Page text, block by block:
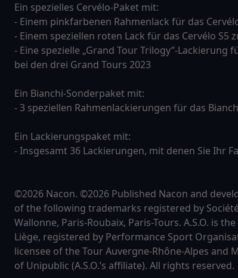
Ein spezielles Cervélo-Paket mit:
- Einem pinkfarbenen Rahmenlack für das
- Einem speziellen roten Lack für das Cervélo S5
- Eine spezielle „Grand Tour Trilogy”-Lackierung
bei den drei Grand Tours 2023
Ein Bianchi-Sonderpaket mit:
- 3 speziellen Rahmenlackierungen für das
Ein Lackierungspaket mit:
- Insgesamt 36 Lackierungen, mit denen Sie Ihr
©2026 Nacon. ©2026 Published Nacon and
of the following trademarks registered by
Wallonne, Paris-Roubaix, Paris-Tours. A.S.O. is
Liège, registered by Performance Sport
licensee of the Tour Auvergne-Rhône-Alpes and
of Unipublic (A.S.O.’s affiliate). All rights reserved.